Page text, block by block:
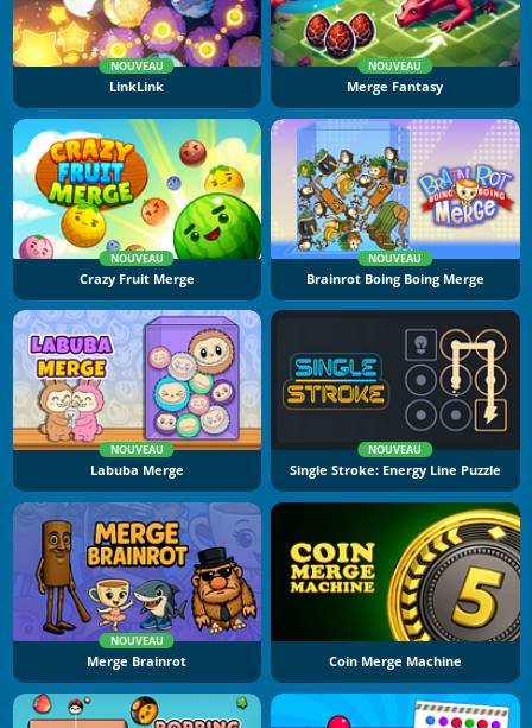
NOUVEAU
LinkLink
NOUVEAU
Merge Fantasy
NOUVEAU
Crazy Fruit Merge
NOUVEAU
Brainrot Boing Boing Merge
NOUVEAU
Labuba Merge
NOUVEAU
Single Stroke: Energy Line Puzzle
NOUVEAU
Merge Brainrot Coin Merge Machine